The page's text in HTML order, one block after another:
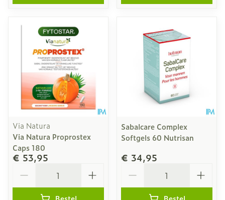
Via Natura
Via Natura Proprostex
Caps 180
€ 53,95
Sabalcare Complex
Softgels 60 Nutrisan
€ 34,95